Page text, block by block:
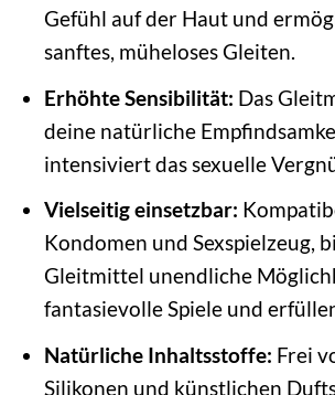
Gefühl auf der Haut und
sanftes, müheloses Gleiten.
Erhöhte Sensibilität: Das
deine natürliche
intensiviert das sexuelle
Vielseitig einsetzbar:
Kondomen und Sexspielzeug,
Gleitmittel unendliche
fantasievolle Spiele und
Natürliche Inhaltsstoffe: Frei
Silikonen und künstlichen